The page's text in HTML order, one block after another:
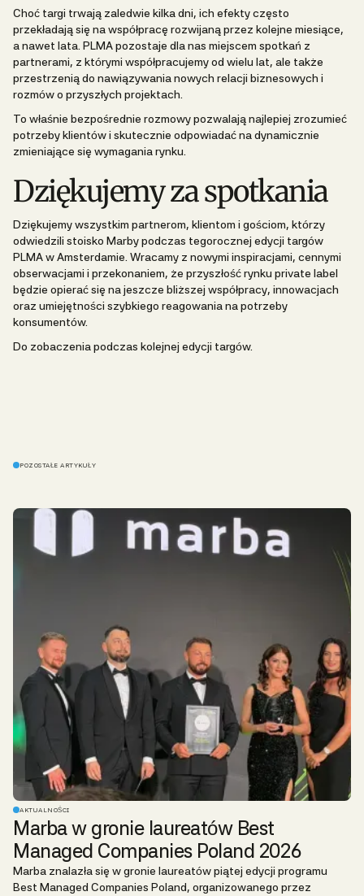
Choć targi trwają zaledwie kilka dni, ich efekty często
przekładają się na współpracę rozwijaną przez kolejne miesiące,
a nawet lata. PLMA pozostaje dla nas miejscem spotkań z
partnerami, z którymi współpracujemy od wielu lat, ale także
przestrzenią do nawiązywania nowych relacji biznesowych i
rozmów o przyszłych projektach.
To właśnie bezpośrednie rozmowy pozwalają najlepiej zrozumieć
potrzeby klientów i skutecznie odpowiadać na dynamicznie
zmieniające się wymagania rynku.
Dziękujemy za spotkania
Dziękujemy wszystkim partnerom, klientom i gościom, którzy
odwiedzili stoisko Marby podczas tegorocznej edycji targów
PLMA w Amsterdamie. Wracamy z nowymi inspiracjami, cennymi
obserwacjami i przekonaniem, że przyszłość rynku private label
będzie opierać się na jeszcze bliższej współpracy, innowacjach
oraz umiejętności szybkiego reagowania na potrzeby
konsumentów.
Do zobaczenia podczas kolejnej edycji targów.
POZOSTAŁE ARTYKUŁY
AKTUALNOŚCI
Marba w gronie laureatów Best
Managed Companies Poland 2026
Marba znalazła się w gronie laureatów piątej edycji programu
Best Managed Companies Poland, organizowanego przez